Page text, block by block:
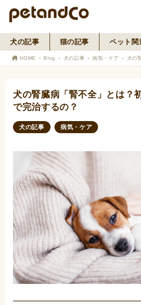
HOME
犬の記事 猫の記事 ペット関
HOME Blog 犬の記事 病気・ケア 犬の
犬の腎臓病「腎不全」とは？
で完治するの？
犬の記事 病気・ケア